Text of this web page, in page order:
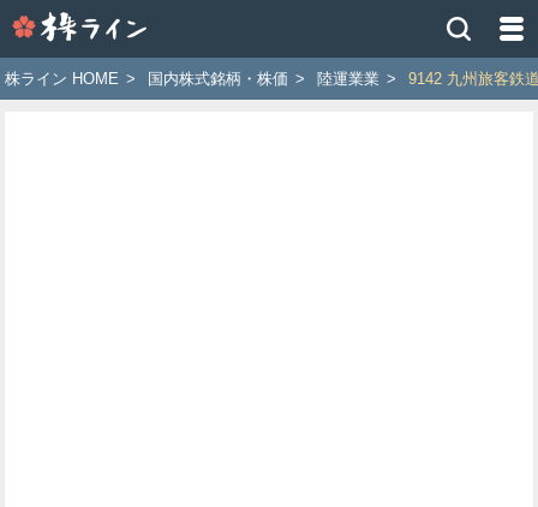
イ
ン
株ライン HOME > 国内株式銘柄・株価 > 陸運業業 > 9142 九州旅客鉄